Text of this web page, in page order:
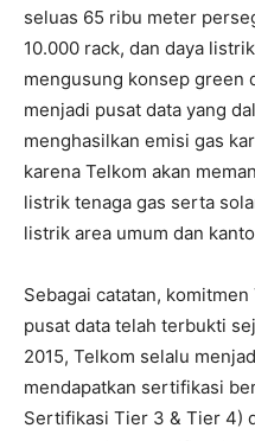
seluas 65 ribu meter
10.000 rack, dan daya
mengusung konsep green
menjadi pusat data yang
menghasilkan emisi gas
karena Telkom akan
listrik tenaga gas serta
listrik area umum dan
Sebagai catatan,
pusat data telah terbukti
2015, Telkom selalu
mendapatkan sertifikasi
Sertifikasi Tier 3 & Tier 4)